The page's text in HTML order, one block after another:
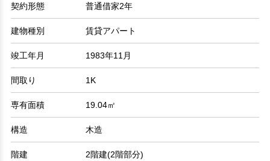
契約形態 普通借家2年
建物種別 賃貸アパート
竣工年月 1983年11月
間取り 1K
専有面積 19.04㎡
構造 木造
階建 2階建(2階部分)